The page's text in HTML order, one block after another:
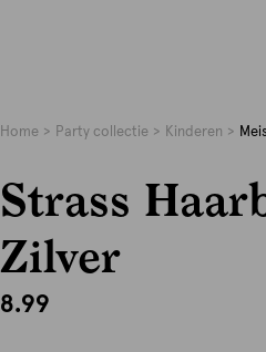
Home Party collectie Kinderen
Strass
Zilver
8.99